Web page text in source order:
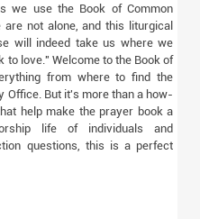
we use the Book of Common
not alone, and this liturgical
will indeed take us where we
to love." Welcome to the Book of
from where to find the
Office. But it's more than a how-
help make the prayer book a
life of individuals and
questions, this is a perfect